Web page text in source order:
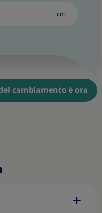
cm
cambiamento è ora